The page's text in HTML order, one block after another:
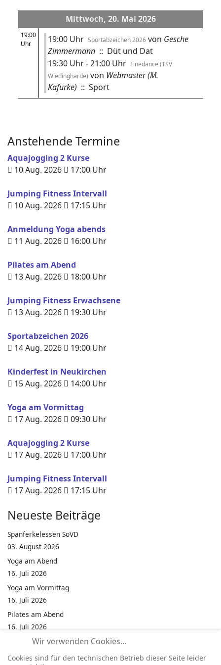
Mittwoch, 20. Mai 2026
19:00
Uhr
19:00 Uhr Sportabzeichen 2026 von Gesche
Zimmermann :: Düt und Dat
19:30 Uhr - 21:00 Uhr Linedance (TSV
Wiedingharde) von Webmaster (M.
Kafurke) :: Sport
Anstehende Termine
Aquajogging 2 Kurse
10 Aug. 2026
17:00 Uhr
Jumping Fitness Intervall
10 Aug. 2026
17:15 Uhr
Anmeldung Yoga abends
11 Aug. 2026
16:00 Uhr
Pilates am Abend
13 Aug. 2026
18:00 Uhr
Jumping Fitness Erwachsene
13 Aug. 2026
19:30 Uhr
Sportabzeichen 2026
14 Aug. 2026
19:00 Uhr
Kinderfest in Neukirchen
15 Aug. 2026
14:00 Uhr
Yoga am Vormittag
17 Aug. 2026
09:30 Uhr
Aquajogging 2 Kurse
17 Aug. 2026
17:00 Uhr
Jumping Fitness Intervall
17 Aug. 2026
17:15 Uhr
Neueste Beiträge
Spanferkelessen SoVD
03. August 2026
Yoga am Abend
16. Juli 2026
Yoga am Vormittag
16. Juli 2026
Pilates am Abend
16. Juli 2026
Jumping Fitness Intervall
16. Juli 2026
Wir verwenden Cookies...
Cookies sind für den technischen Betrieb dieser Seite leider